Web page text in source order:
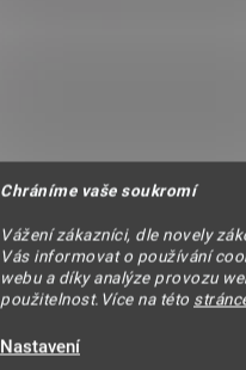
Chráníme vaše soukromí
Vážení zákazníci, dle novely
Vás informovat o používání
webu a díky analýze provozu
použitelnost.Více na této
Nastavení